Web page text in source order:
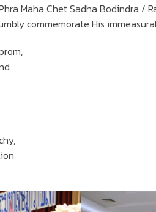
Maha Chet Sadha Bodindra /
commemorate His